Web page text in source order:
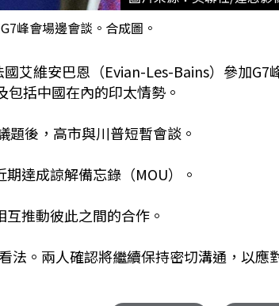
峰會場邊會談。合成圖。
艾維安巴恩（Evian-Les-Bains）參加G7
括中國在內的印太情勢。
後，高市與川普短暫會談。
達成諒解備忘錄（MOU）。
推動彼此之間的合作。
法。兩人確認將繼續保持密切溝通，以應